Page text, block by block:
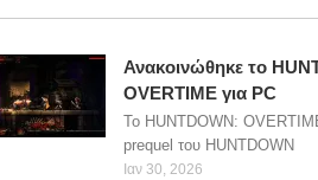
Ανακοινώθηκε το
OVERTIME για PC
Το HUNTDOWN:
prequel του HUNTDOWN
Ιαν 30, 2026